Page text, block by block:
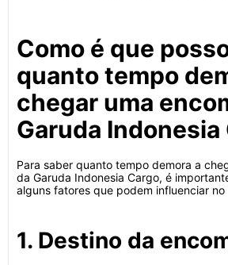
Como é que
quanto tempo
chegar uma
Garuda Indonesia
Para saber quanto tempo demora a
da Garuda Indonesia Cargo, é
alguns fatores que podem influenciar
1. Destino da